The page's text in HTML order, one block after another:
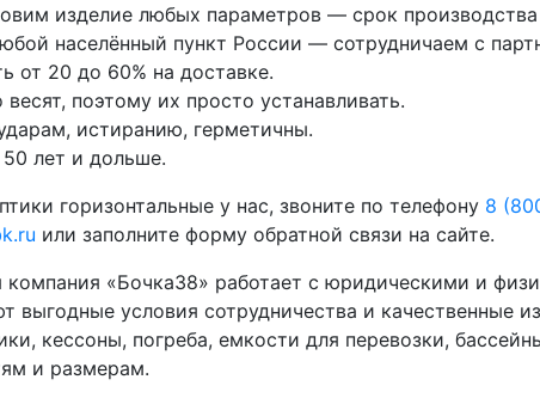
изделие любых параметров — срок
населённый пункт России — сотрудничаем с
от 20 до 60% на доставке.
поэтому их просто устанавливать.
истиранию, герметичны.
лет и дольше.
горизонтальные у нас, звоните по телефону 8
или заполните форму обратной связи на сайте.
компания «Бочка38» работает с юридическими и
выгодные условия сотрудничества и качественные
кессоны, погреба, емкости для перевозки,
и размерам.